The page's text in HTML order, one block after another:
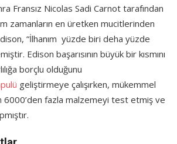
Fransız Nicolas Sadi Carnot tarafından
zamanların en üretken mucitlerinden
“İlhanım yüzde biri deha yüzde
Edison başarısının büyük bir kısmını
borçlu olduğunu
geliştirmeye çalışırken, mükemmel
6000’den fazla malzemeyi test etmiş ve